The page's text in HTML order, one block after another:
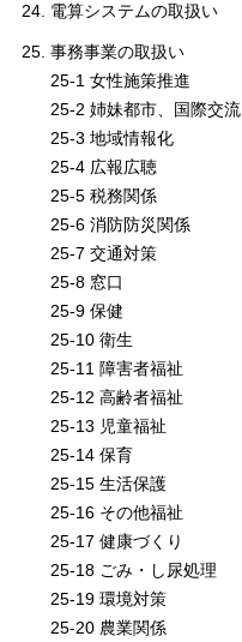
電算システムの取扱い
事務事業の取扱い
25-1 女性施策推進
25-2 姉妹都市、国際交流
25-3 地域情報化
25-4 広報広聴
25-5 税務関係
25-6 消防防災関係
25-7 交通対策
25-8 窓口
25-9 保健
25-10 衛生
25-11 障害者福祉
25-12 高齢者福祉
25-13 児童福祉
25-14 保育
25-15 生活保護
25-16 その他福祉
25-17 健康づくり
25-18 ごみ・し尿処理
25-19 環境対策
25-20 農業関係